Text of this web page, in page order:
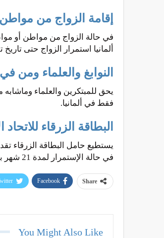
إقامة الزواج من
في حالة الزواج من مواطن أو
ألمانيا استمرار الزواج حتى
النوابغ والعلماء ومن
يحق للمبتكرين والعلماء
فقط في ألمانيا.
البطاقة الزرقاء للاتحاد
في حالة الإستمرار لمدة 21 شهر بشرط وصول الشخص للمستوى B1 في تعلم اللغة الألمانية.
Share
Facebook
You Might Also Like